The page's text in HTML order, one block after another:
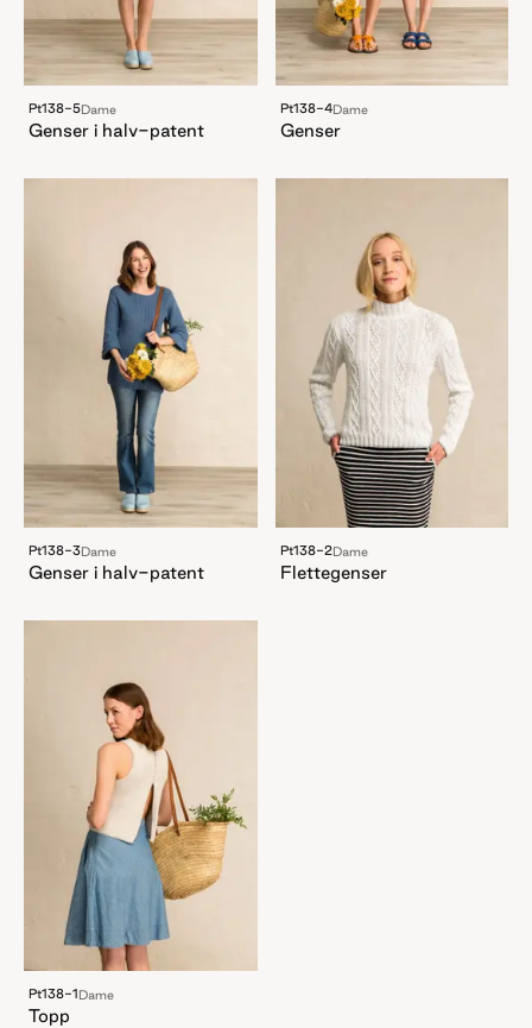
Pt138-5Dame
Genser i halv-patent
Pt138-4Dame
Genser
Pt138-3Dame
Genser i halv-patent
Pt138-2Dame
Flettegenser
Pt138-1Dame
Topp